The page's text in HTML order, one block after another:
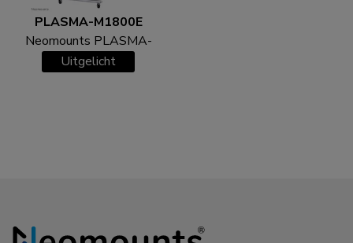
PLASMA-M1800E
Neomounts PLASMA-
M1800E TV trolley 27-
Uitgelicht